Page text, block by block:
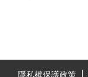
隱私權保護政策